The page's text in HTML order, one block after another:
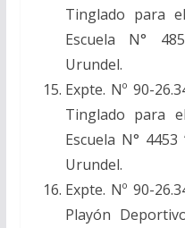
Tinglado para
Escuela N°
Urundel.
Expte. Nº 90-
Tinglado para
Escuela N°
Urundel.
Expte. Nº 90-
Playón